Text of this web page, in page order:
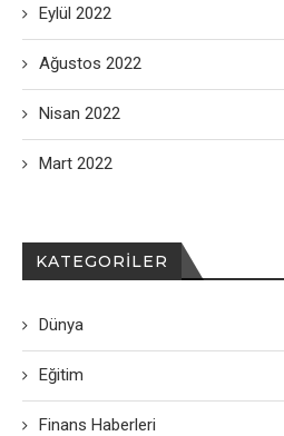
Eylül 2022
Ağustos 2022
Nisan 2022
Mart 2022
KATEGORILER
Dünya
Eğitim
Finans Haberleri